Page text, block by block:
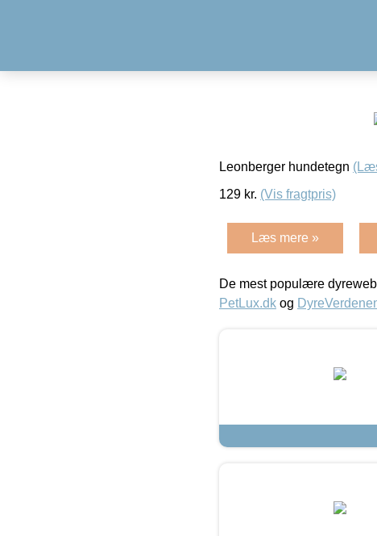
Leonberger hundetegn
129 kr. (Vis fragtpris)
Læs mere »
De mest populære
PetLux.dk og